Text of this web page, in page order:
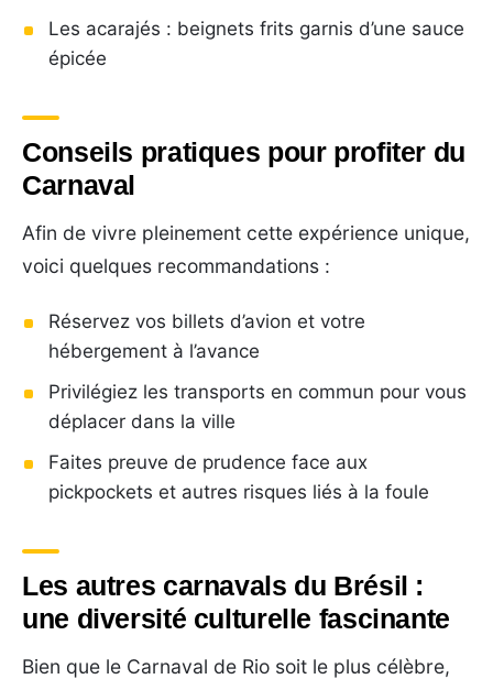
Les acarajés : beignets frits garnis d’une sauce
épicée
Conseils pratiques pour profiter du
Carnaval
Afin de vivre pleinement cette expérience unique,
voici quelques recommandations :
Réservez vos billets d’avion et votre
hébergement à l’avance
Privilégiez les transports en commun pour vous
déplacer dans la ville
Faites preuve de prudence face aux
pickpockets et autres risques liés à la foule
Les autres carnavals du Brésil :
une diversité culturelle fascinante
Bien que le Carnaval de Rio soit le plus célèbre,